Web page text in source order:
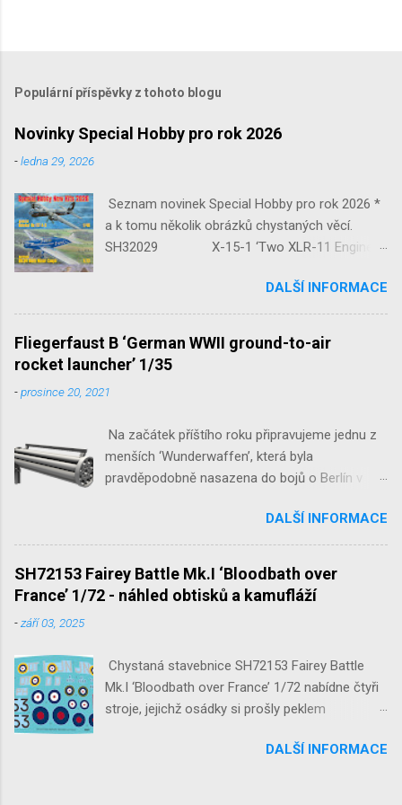
Populární příspěvky z tohoto blogu
Novinky Special Hobby pro rok 2026
-ledna 29, 2026
Seznam novinek Special Hobby pro rok 2026 *
a k tomu několik obrázků chystaných věcí.
SH32029 X-15-1 ‘Two XLR-11 Engines’
‘Guardians of Sion’ 1/32 SH32092
JB-2 Loon ‘US Version of V-1 Missile’
1/32 1/32 SH48052 Seafire
Mk.III 1/48 reissue SH48160
Baltimore Mk.I 1/48 ...
DALŠÍ INFORMACE
Fliegerfaust B ‘German WWII ground-to-air
rocket launcher’ 1/35
-prosince 20, 2021
Na začátek příštího roku připravujeme jednu z
menších ‘Wunderwaffen’, která byla
pravděpodobně nasazena do bojů o Berlín v
raketovou protiletadlovou zbraň. V setu 3148
detailní odlitky této zbraně, v měřítku 1/35,
doplní leptané popruhy nábojových schránek.
DALŠÍ INFORMACE
SH72153 Fairey Battle Mk.I ‘Bloodbath over
France’ 1/72 - náhled obtisků a kamufláží
-září 03, 2025
Chystaná stavebnice SH72153 Fairey Battle
Mk.I ‘Bloodbath over France’ 1/72 nabídne čtyři
stroje, jejichž osádky si prošly peklem
DALŠÍ INFORMACE